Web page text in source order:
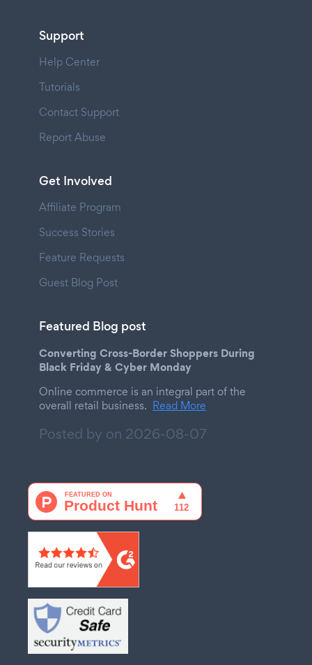
Support
Help Center
Tutorials
Contact Support
Report Abuse
Get Involved
Affiliate Program
Success Stories
Feature Requests
Guest Blog Post
Featured Blog post
Converting Cross-Border Shoppers During
Black Friday & Cyber Monday
Online commerce is an integral part of the
overall retail business. Read More
Posted by on 2026-08-07